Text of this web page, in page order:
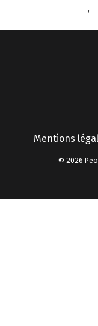
,
Mentions
© 2026